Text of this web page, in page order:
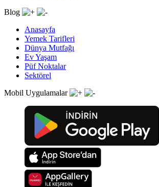
Blog
Anasayfa
Yemek Tarifleri
Dünya Mutfağı
Ev Yaşam
Püf Noktalar
Sektörel
Mobil Uygulamalar